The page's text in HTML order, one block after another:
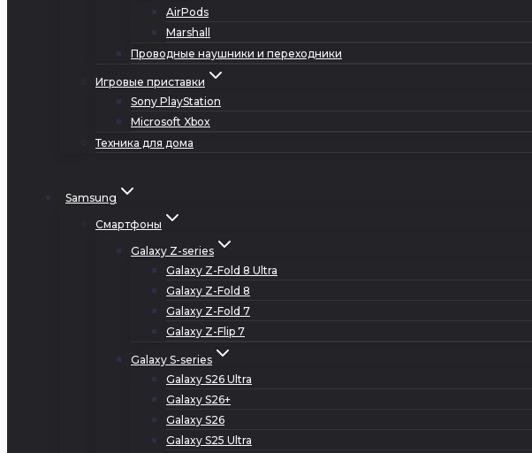
AirPods
Marshall
Проводные наушники и переходники
Игровые приставки
Sony PlayStation
Microsoft Xbox
Техника для дома
Samsung
Смартфоны
Galaxy Z-series
Galaxy Z-Fold 8 Ultra
Galaxy Z-Fold 8
Galaxy Z-Fold 7
Galaxy Z-Flip 7
Galaxy S-series
Galaxy S26 Ultra
Galaxy S26+
Galaxy S26
Galaxy S25 Ultra